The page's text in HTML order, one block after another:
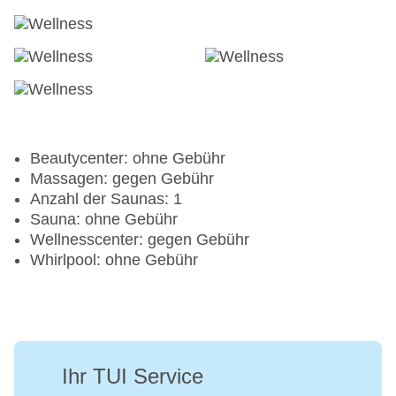
Tretboot: ohne Gebühr
Tennisplatz: ohne Gebühr
Tennis Unterricht: ohne Gebühr
Beautycenter: ohne Gebühr
Massagen: gegen Gebühr
Anzahl der Saunas: 1
Sauna: ohne Gebühr
Wellnesscenter: gegen Gebühr
Whirlpool: ohne Gebühr
Ihr TUI Service